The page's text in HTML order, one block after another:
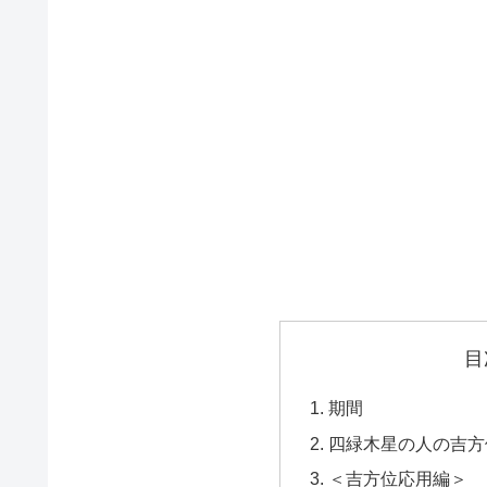
期間
四緑木星の人の吉
＜吉方位応用編＞